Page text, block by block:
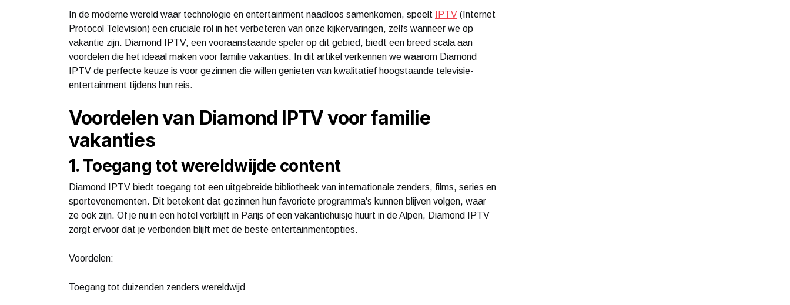
In de moderne wereld waar technologie en entertainment naadloos samenkomen, speelt IPTV (Internet
Protocol Television) een cruciale rol in het verbeteren van onze kijkervaringen, zelfs wanneer we op
vakantie zijn. Diamond IPTV, een vooraanstaande speler op dit gebied, biedt een breed scala aan
voordelen die het ideaal maken voor familie vakanties. In dit artikel verkennen we waarom Diamond
IPTV de perfecte keuze is voor gezinnen die willen genieten van kwalitatief hoogstaande televisie-
entertainment tijdens hun reis.
Voordelen van Diamond IPTV voor familie
vakanties
1. Toegang tot wereldwijde content
Diamond IPTV biedt toegang tot een uitgebreide bibliotheek van internationale zenders, films, series en
sportevenementen. Dit betekent dat gezinnen hun favoriete programma's kunnen blijven volgen, waar
ze ook zijn. Of je nu in een hotel verblijft in Parijs of een vakantiehuisje huurt in de Alpen, Diamond IPTV
zorgt ervoor dat je verbonden blijft met de beste entertainmentopties.
Voordelen:
Toegang tot duizenden zenders wereldwijd